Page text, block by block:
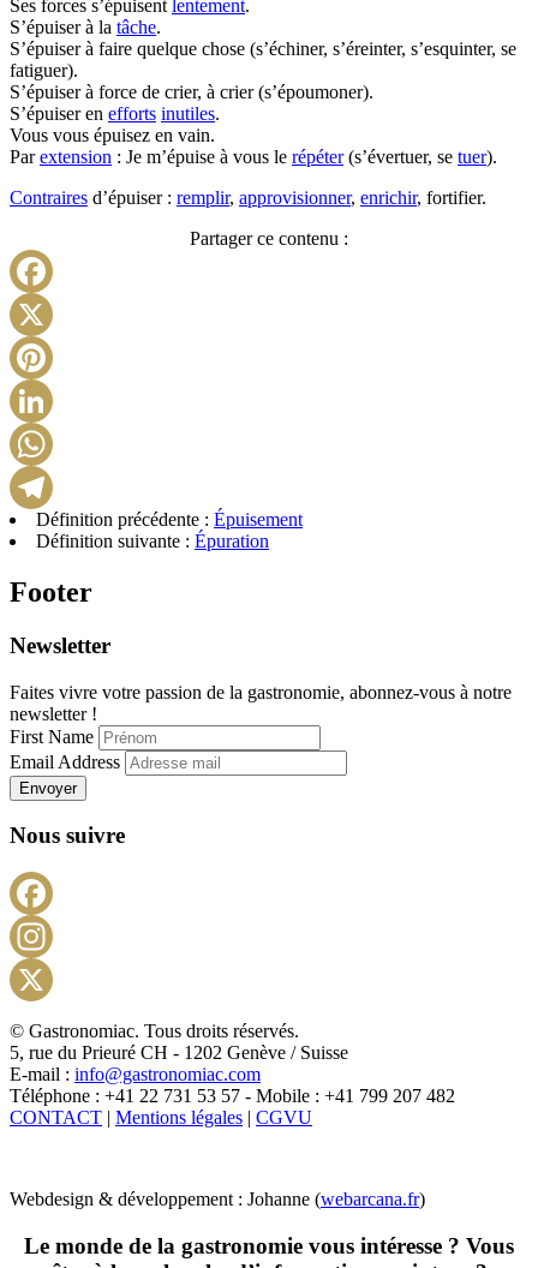
Ses forces s’épuisent lentement.
S’épuiser à la tâche.
S’épuiser à faire quelque chose (s’échiner, s’éreinter, s’esquinter, se
fatiguer).
S’épuiser à force de crier, à crier (s’époumoner).
S’épuiser en efforts inutiles.
Vous vous épuisez en vain.
Parextension : Je m’épuise à vous le répéter(s’évertuer, se tuer).
Contraires d’épuiser : remplir, approvisionner, enrichir, fortifier.
Partager ce contenu :
Telegram
Définition précédente : Épuisement
Définition suivante : Épuration
Footer
Newsletter
Faites vivre votre passion de la gastronomie, abonnez-vous à notre
newsletter !
First Name
Email Address
Envoyer
Nous suivre
X
© Gastronomiac. Tous droits réservés.
5, rue du Prieuré CH - 1202 Genève / Suisse
E-mail : info@gastronomiac.com
Téléphone : +41 22 731 53 57 - Mobile : +41 799 207 482
CONTACT | Mentions légales | CGVU
Webdesign & développement : Johanne (webarcana.fr)
Le monde de la gastronomie vous intéresse ? Vous